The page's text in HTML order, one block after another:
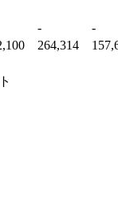
-
-
264,314